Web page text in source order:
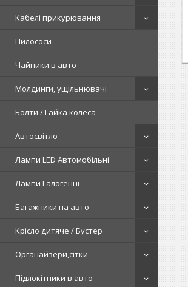
Кабелі прикурювання
Пилососи
Чайники в авто
Молдинги, ущільнювачі
Болти / Гайка колеса
Автосвітло
Лампи LED Автомобільні
Лампи Галогенні
Багажники на авто
Крісло дитяче / Бустер
Органайзери,сітки
Підлокітники в авто